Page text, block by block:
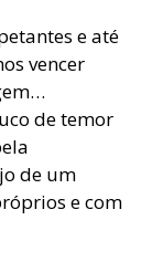
e até
vencer
de temor
de um
e com